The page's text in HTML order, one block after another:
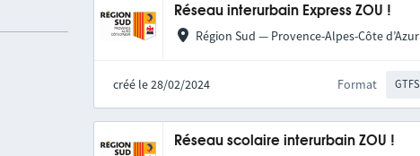
Réseau interurbain Express ZOU !
Région Sud — Provence-Alpes-Côte d’Azur
créé le 28/02/2024 Format GTFS
Réseau scolaire interurbain ZOU !